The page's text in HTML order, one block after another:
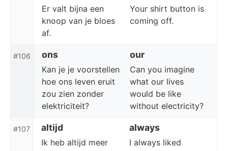
Er valt bijna een
knoop van je bloes
af.
Your shirt button is
coming off.
#106 ons our
Kan je je voorstellen
hoe ons leven eruit
zou zien zonder
elektriciteit?
Can you imagine
what our lives
would be like
without electricity?
#107 altijd always
Ik heb altijd meer
I always liked